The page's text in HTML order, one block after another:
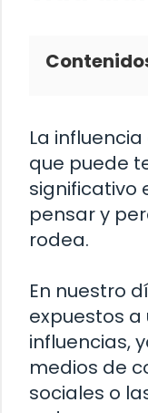
La
que puede
significativo
pensar y
rodea.
En nuestro
expuestos
influencias,
medios de
sociales o